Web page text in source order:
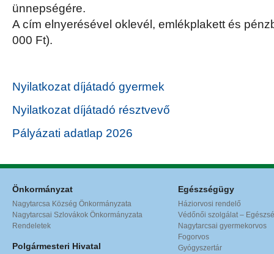
ünnepségére.
A cím elnyerésével oklevél, emlékplakett és
000 Ft).
Nyilatkozat díjátadó gyermek
Nyilatkozat díjátadó résztvevő
Pályázati adatlap 2026
Önkormányzat
Nagytarcsa Község Önkormányzata
Nagytarcsai Szlovákok Önkormányzata
Rendeletek
Polgármesteri Hivatal
Egészségügy
Háziorvosi rendelő
Védőnői szolgálat –
Nagytarcsai gyermekorvos
Fogorvos
Gyógyszertár